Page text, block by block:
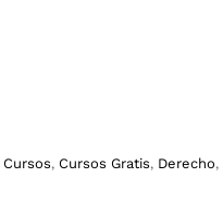
Cursos, Cursos Gratis, Derecho,